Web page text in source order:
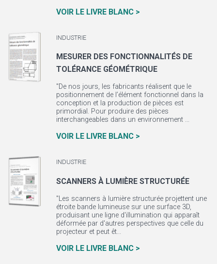
VOIR LE LIVRE BLANC >
INDUSTRIE
MESURER DES FONCTIONNALITÉS DE
TOLÉRANCE GÉOMÉTRIQUE
"De nos jours, les fabricants réalisent que le
positionnement de l’élément fonctionnel dans la
conception et la production de pièces est
primordial. Pour produire des pièces
interchangeables dans un environnement ...
VOIR LE LIVRE BLANC >
INDUSTRIE
SCANNERS À LUMIÈRE STRUCTURÉE
"Les scanners à lumière structurée projettent une
étroite bande lumineuse sur une surface 3D,
produisant une ligne d'illumination qui apparaît
déformée par d'autres perspectives que celle du
projecteur et peut êt...
VOIR LE LIVRE BLANC >